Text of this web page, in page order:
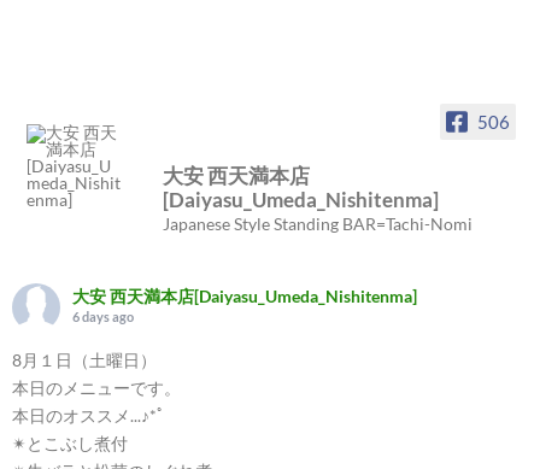
506
大安 西天満本店
[Daiyasu_Umeda_Nishitenma]
Japanese Style Standing BAR=Tachi-Nomi
大安 西天満本店[Daiyasu_Umeda_Nishitenma]
6 days ago
8月１日（土曜日）
本日のメニューです。
本日のオススメ...♪*ﾟ
✴︎とこぶし煮付